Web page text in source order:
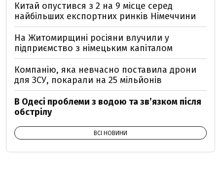
Китай опустився з 2 на 9 місце серед
найбільших експортних ринків Німеччини
На Житомирщині росіяни влучили у
підприємство з німецьким капіталом
Компанію, яка невчасно поставила дрони
для ЗСУ, покарали на 25 мільйонів
В Одесі проблеми з водою та звʼязком після
обстрілу
ВСІ НОВИНИ